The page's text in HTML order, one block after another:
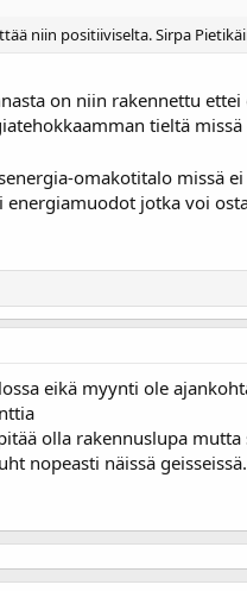
niin positiiviselta. Sirpa
on niin rakennettu
tieltä
omakotitalo missä
energiamuodot jotka voi
eikä myynti ole
olla rakennuslupa
nopeasti näissä